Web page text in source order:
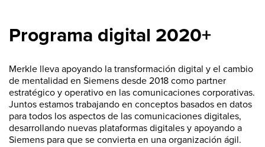
Programa digital 2020+
Merkle lleva apoyando la transformación digital y el cambio
de mentalidad en Siemens desde 2018 como partner
estratégico y operativo en las comunicaciones corporativas.
Juntos estamos trabajando en conceptos basados en datos
para todos los aspectos de las comunicaciones digitales,
desarrollando nuevas plataformas digitales y apoyando a
Siemens para que se convierta en una organización ágil.